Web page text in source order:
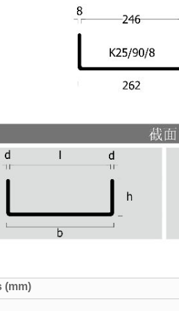
(mm)